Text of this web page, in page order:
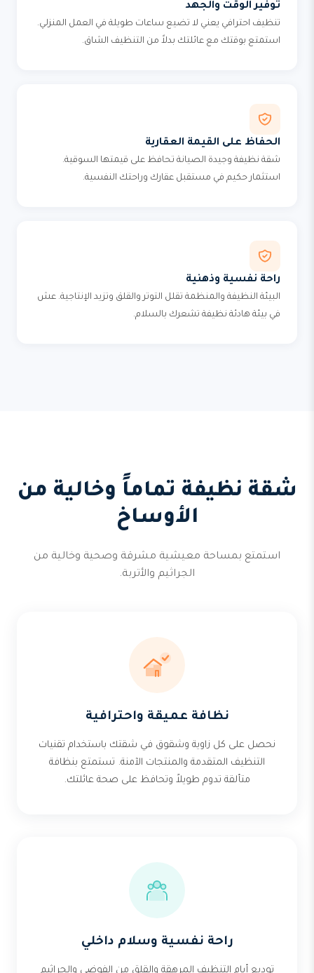
توفير الوقت والجهد
تنظيف احترافي يعني لا تضيع ساعات طويلة في العمل المنزلي.
استمتع بوقتك مع عائلتك بدلاً من التنظيف الشاق.
الحفاظ على القيمة العقارية
شقة نظيفة وجيدة الصيانة تحافظ على قيمتها السوقية.
استثمار حكيم في مستقبل عقارك وراحتك النفسية.
راحة نفسية وذهنية
البيئة النظيفة والمنظمة تقلل التوتر والقلق وتزيد الإنتاجية. عش
في بيئة هادئة نظيفة تشعرك بالسلام.
شقة نظيفة تماماً وخالية من
الأوساخ
استمتع بمساحة معيشية مشرقة وصحية وخالية من
الجراثيم والأتربة.
نظافة عميقة واحترافية
نحصل على كل زاوية وشقوق في شقتك باستخدام تقنيات
التنظيف المتقدمة والمنتجات الآمنة. تستمتع بنظافة
متألقة تدوم طويلاً وتحافظ على صحة عائلتك.
راحة نفسية وسلام داخلي
توديع أيام التنظيف المرهقة والقلق من الفوضى والجراثيم